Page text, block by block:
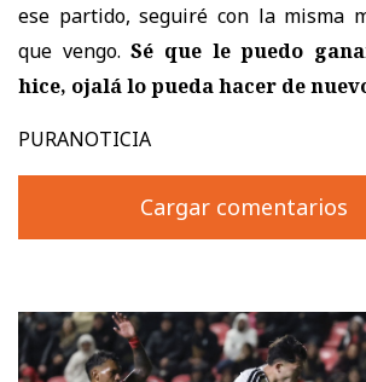
ese partido, seguiré con la misma
que vengo.Sé que le puedo
hice, ojalá lo pueda hacer de
PURANOTICIA
Cargar comentarios